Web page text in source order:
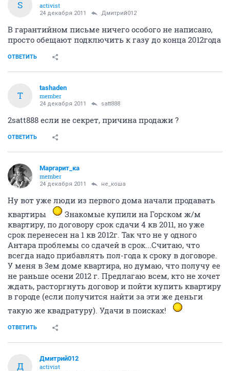
S
activist
24 декабря 2011 Дмитрий012
В гарантийном письме ничего особого не написано,
просто обещают подключить к газу до конца 2012года
ОТВЕТИТЬ
T
tashaden
member
24 декабря 2011 satt888
2satt888 если не секрет, причина продажи ?
ОТВЕТИТЬ
Маргарит_ка
member
24 декабря 2011 не_коша
Ну вот уже люди из первого дома начали продавать
квартиры
Знакомые купили на Горском ж/м
квартиру, по договору срок сдачи 4 кв 2011, но уже
срок перенесен на 1 кв 2012г. Так что не у одного
Антара проблемы со сдачей в срок...Считаю, что
всегда надо прибавлять пол-года к сроку в договоре.
У меня в 3ем доме квартира, но думаю, что получу ее
не раньше осени 2012 г. Предлагаю всем, кто не хочет
ждать, расторгнуть договор и пойти купить квартиру
в городе (если получится найти за эти же деньги
такую же квадратуру). Удачи в поисках!
ОТВЕТИТЬ
Д
Дмитрий012
activist